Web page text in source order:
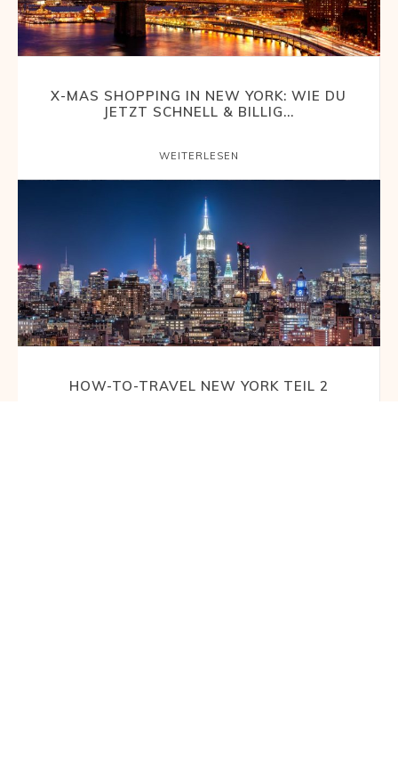
X-MAS SHOPPING IN NEW YORK: WIE DU
JETZT SCHNELL & BILLIG...
WEITERLESEN
HOW-TO-TRAVEL NEW YORK TEIL 2